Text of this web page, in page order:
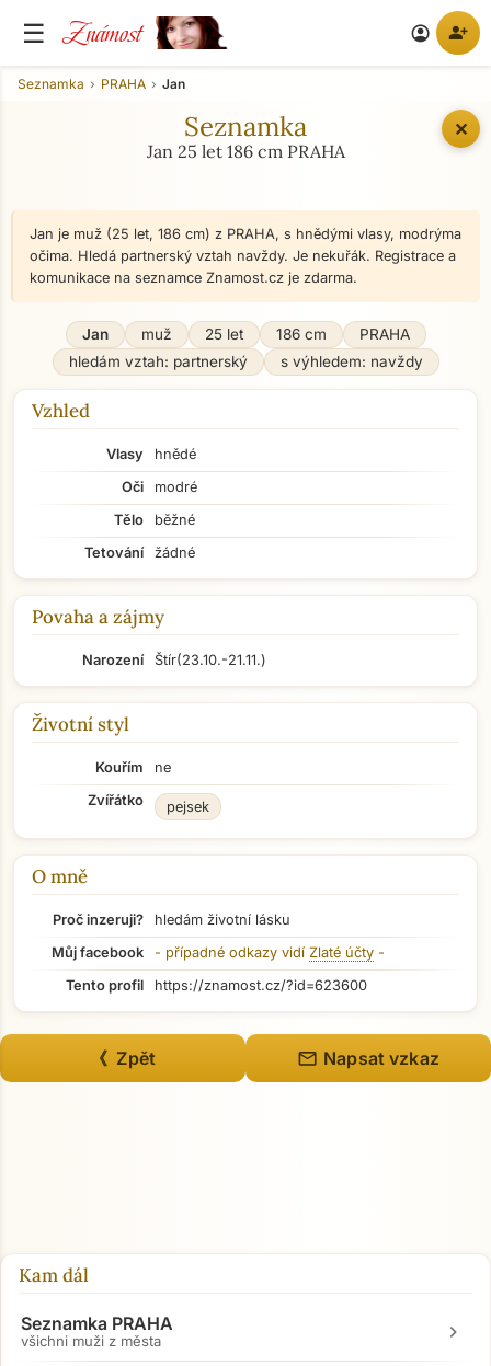
☰ Známost account_circle person_add
✕
Seznamka PRAHA Jan
Seznamka
Jan 25 let 186 cm PRAHA
Jan je muž (25 let, 186 cm) z PRAHA, s hnědými vlasy, modrýma
očima. Hledá partnerský vztah navždy. Je nekuřák. Registrace a
komunikace na seznamce Znamost.cz je zdarma.
Jan muž 25 let 186 cm
PRAHA
hledám vztah: partnerský
s výhledem: navždy
Vzhled
Vlasy
hnědé
Oči
modré
Tělo
běžné
Tetování
žádné
Povaha a zájmy
Narození Štír(23.10.-21.11.)
Životní styl
Kouřím
ne
Zvířátko
pejsek
O mně
Proč inzeruji?
hledám životní lásku
Můj facebook
- případné odkazy vidí Zlaté účty -
Tento profil
https://znamost.cz/?id=623600
《 Zpět mail Napsat vzkaz
Kam dál
Seznamka PRAHA
všichni muži z města chevron_right